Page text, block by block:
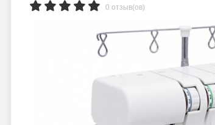
0 отзыв(ов)